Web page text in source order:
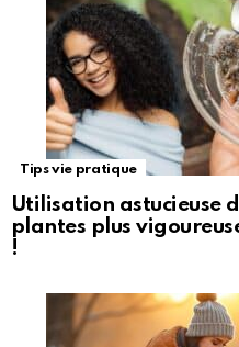
Tips vie pratique
Utilisation astucieuse
plantes plus
!